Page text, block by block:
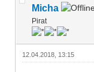
Micha
Pirat
12.04.2018, 13:15